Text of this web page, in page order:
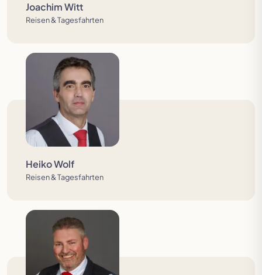
Joachim Witt
Reisen & Tagesfahrten
Heiko Wolf
Reisen & Tagesfahrten